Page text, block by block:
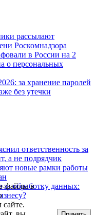
рассылают
Роскомнадзора
в России на 2
о персональных
за хранение паролей
без утечки
ответственность за
а не подрядчик
новые рамки работы
за обработку данных:
файлы в
сайте.